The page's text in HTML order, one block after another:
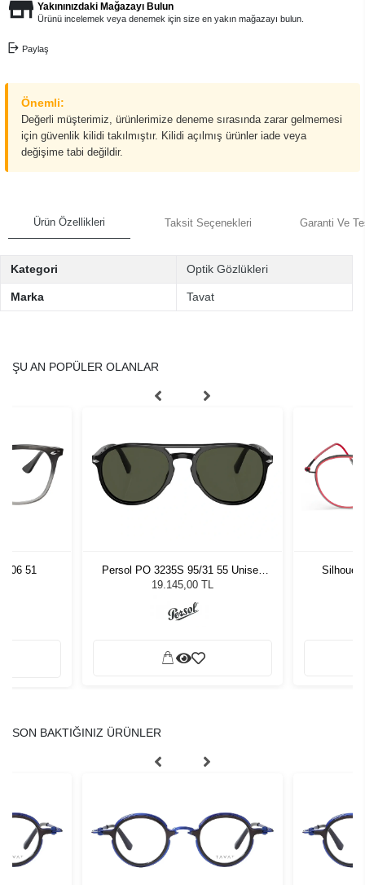
Yakınınızdaki Mağazayı Bulun
Ürünü incelemek veya denemek için size en yakın mağazayı bulun.
Paylaş
Önemli:
Değerli müşterimiz, ürünlerimize deneme sırasında zarar gelmemesi
için güvenlik kilidi takılmıştır. Kilidi açılmış ürünler iade veya
değişime tabi değildir.
Ürün Özellikleri Taksit Seçenekleri Garanti Ve
Kategori Optik Gözlükleri
Marka Tavat
ŞU AN POPÜLER OLANLAR
51
Persol PO 3235S 95/31 55 Unisex
Güneş Gözlüğü
19.145,00 TL
SON BAKTIĞINIZ ÜRÜNLER